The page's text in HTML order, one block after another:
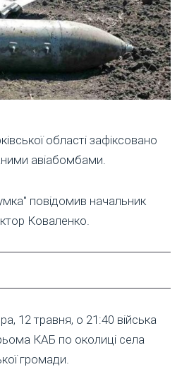
області зафіксовано
авіабомбами.
повідомив начальник
Коваленко.
12 травня, о 21:40 війська
КАБ по околиці села
громади.